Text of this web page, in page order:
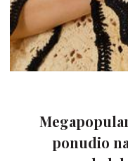
ponudio